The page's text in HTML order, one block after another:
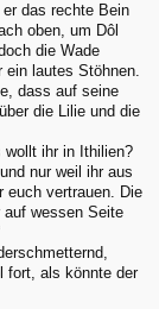
das rechte Bein
oben, um Dôl
die Wade
ein lautes Stöhnen.
dass auf seine
die Lilie und die
wollt ihr in Ithilien?
nur weil ihr aus
euch vertrauen. Die
auf wessen Seite
fort, als könnte der